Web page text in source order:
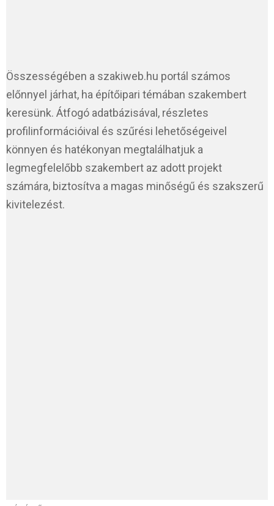
Összességében a szakiweb.hu portál számos
előnnyel járhat, ha építőipari témában szakembert
keresünk. Átfogó adatbázisával, részletes
profilinformációival és szűrési lehetőségeivel
könnyen és hatékonyan megtalálhatjuk a
legmegfelelőbb szakembert az adott projekt
számára, biztosítva a magas minőségű és szakszerű
kivitelezést.